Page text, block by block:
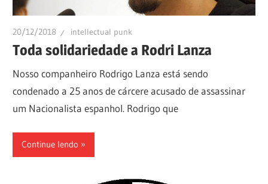
20/12/2018 intellectual punk
Toda solidariedade a Rodri Lanza
Nosso companheiro Rodrigo Lanza está sendo
condenado a 25 anos de cárcere acusado de assassinar
um Nacionalista espanhol. Rodrigo que
Continue lendo